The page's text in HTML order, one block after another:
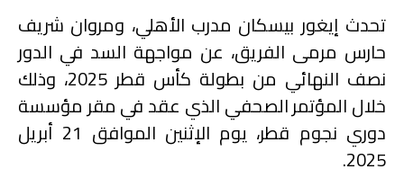
تحدث إيغور بيسكان مدرب الأهلي، ومروان شريف
حارس مرمى الفريق، عن مواجهة السد في الدور
نصف النهائي من بطولة كأس قطر 2025، وذلك
خلال المؤتمر الصحفي الذي عقد في مقر مؤسسة
دوري نجوم قطر، يوم الإثنين الموافق 21 أبريل
2025.